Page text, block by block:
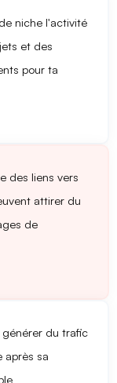
nichel'activité
et des
pour ta
des liens vers
attirer du
de
du trafic
après sa